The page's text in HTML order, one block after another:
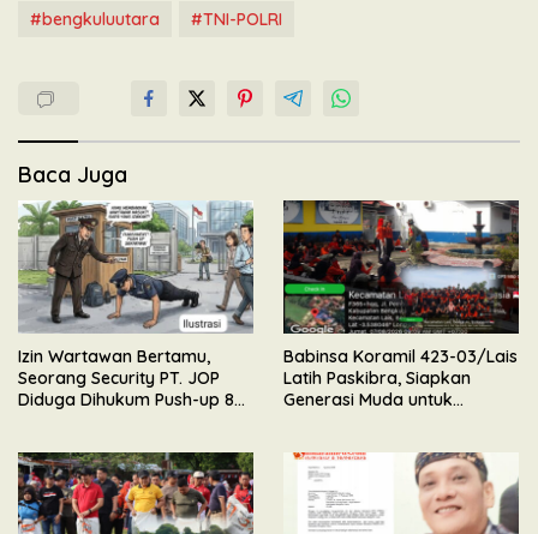
#bengkuluutara #TNI-POLRI
Baca Juga
Izin Wartawan Bertamu,
Seorang Security PT. JOP
Diduga Dihukum Push-up 80
Babinsa Koramil 423-03/Lais
Latih Paskibra, Siapkan
Generasi Muda untuk